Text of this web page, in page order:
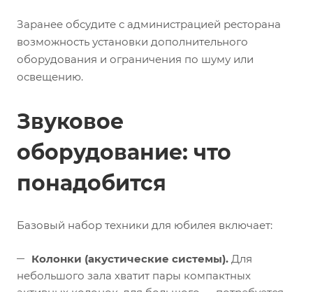
Заранее обсудите с администрацией ресторана
возможность установки дополнительного
оборудования и ограничения по шуму или
освещению.
Звуковое
оборудование: что
понадобится
Базовый набор техники для юбилея включает:
Колонки (акустические системы). Для
небольшого зала хватит пары компактных